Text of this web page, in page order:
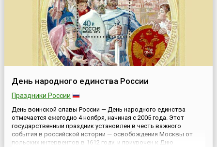
День народного единства России
Праздники России
День воинской славы России — День народного единства
отмечается ежегодно 4 ноября, начиная с 2005 года. Этот
государственный праздник установлен в честь важного
события в российской истории — освобождения Москвы от
польских интервентов в 1612 году, и приурочен к Дню